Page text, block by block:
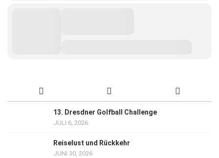
13. Dresdner Golfball Challenge
JULI 6, 2026
Reiselust und Rückkehr
JUNI 30, 2026